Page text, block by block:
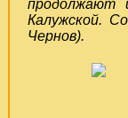
продолжают
Калужской.
Чернов).